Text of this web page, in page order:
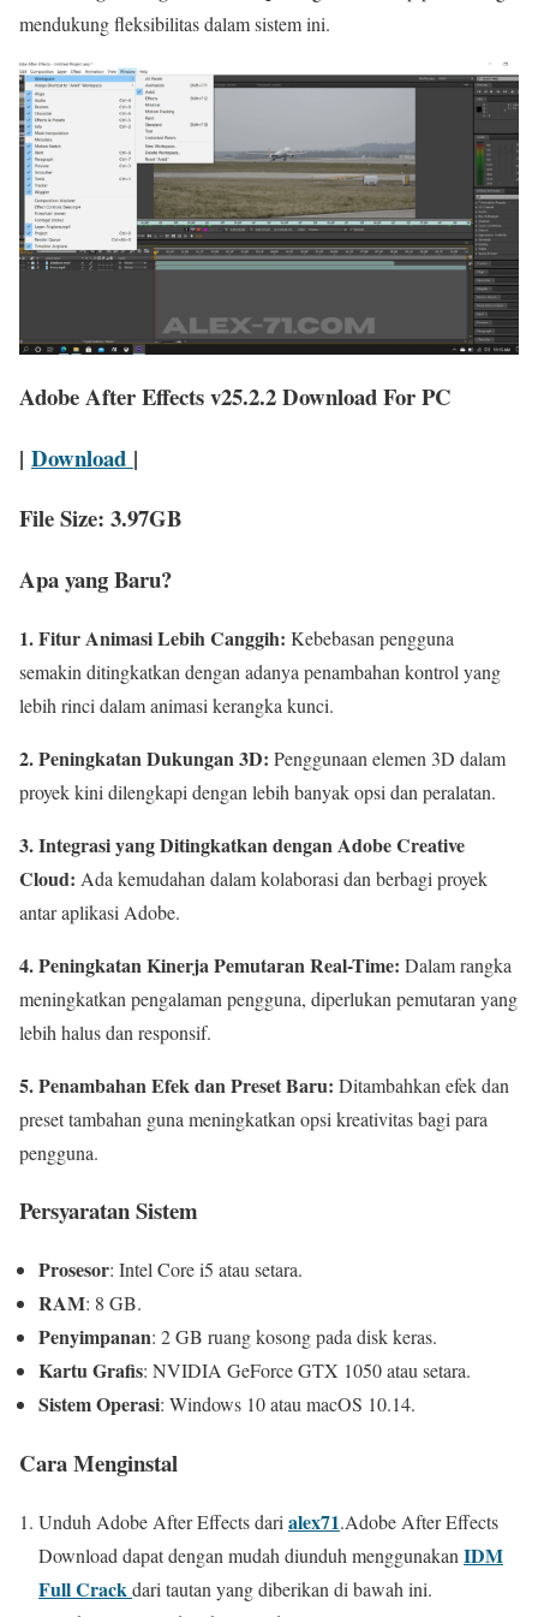
mendukung fleksibilitas dalam sistem ini.
Adobe After Effects v25.2.2 Download For PC
| Download |
File Size: 3.97GB
Apa yang Baru?
1. Fitur Animasi Lebih Canggih: Kebebasan pengguna
semakin ditingkatkan dengan adanya penambahan kontrol yang
lebih rinci dalam animasi kerangka kunci.
2. Peningkatan Dukungan 3D: Penggunaan elemen 3D dalam
proyek kini dilengkapi dengan lebih banyak opsi dan peralatan.
3. Integrasi yang Ditingkatkan dengan Adobe Creative
Cloud: Ada kemudahan dalam kolaborasi dan berbagi proyek
antar aplikasi Adobe.
4. Peningkatan Kinerja Pemutaran Real-Time: Dalam rangka
meningkatkan pengalaman pengguna, diperlukan pemutaran yang
lebih halus dan responsif.
5.Penambahan Efek dan Preset Baru: Ditambahkan efek dan
preset tambahan guna meningkatkan opsi kreativitas bagi para
pengguna.
Persyaratan Sistem
Prosesor: Intel Core i5 atau setara.
RAM: 8 GB.
Penyimpanan: 2 GB ruang kosong pada disk keras.
Kartu Grafis: NVIDIA GeForce GTX 1050 atau setara.
Sistem Operasi: Windows 10 atau macOS 10.14.
Cara Menginstal
Unduh Adobe After Effects dari alex71.Adobe After Effects
Download dapat dengan mudah diunduh menggunakan IDM
Full Crack dari tautan yang diberikan di bawah ini.